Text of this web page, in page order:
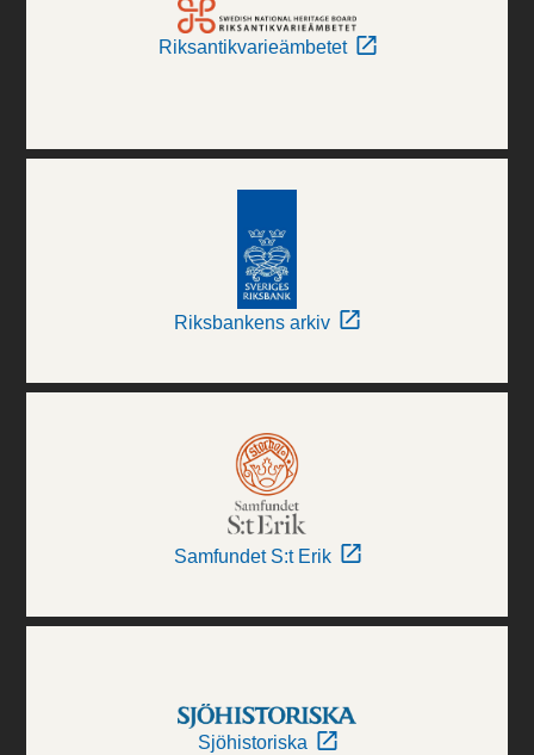
Riksantikvarieämbetet
Riksbankens arkiv
Samfundet S:t Erik
Sjöhistoriska